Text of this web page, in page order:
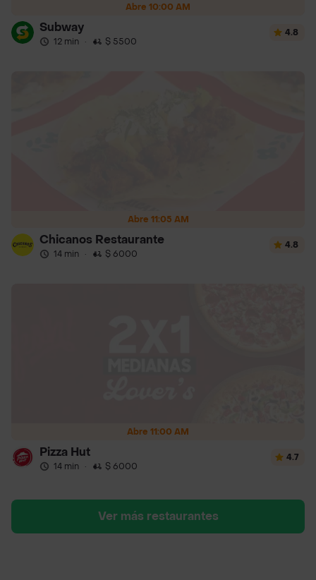
Abre 10:00 AM
Subway
12 min · $ 5500
4.8
Abre 11:05 AM
Chicanos Restaurante
14 min · $ 6000
4.8
Abre 11:00 AM
Pizza Hut
14 min · $ 6000
4.7
Ver más restaurantes